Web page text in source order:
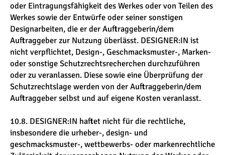
oder Eintragungsfähigkeit des Werkes oder von Teilen des
Werkes sowie der Entwürfe oder seiner sonstigen
Designarbeiten, die er der Auftraggeberin/dem
Auftraggeber zur Nutzung überlässt. DESIGNER:IN ist
nicht verpflichtet, Design-, Geschmacksmuster-, Marken-
oder sonstige Schutzrechtsrecherchen durchzuführen
oder zu veranlassen. Diese sowie eine Überprüfung der
Schutzrechtslage werden von der Auftraggeberin/dem
Auftraggeber selbst und auf eigene Kosten veranlasst.
10.8. DESIGNER:IN haftet nicht für die rechtliche,
insbesondere die urheber-, design- und
geschmacksmuster-, wettbewerbs- oder markenrechtliche